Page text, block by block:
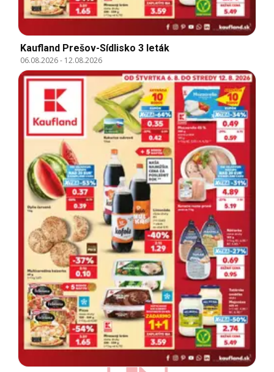
Kaufland Prešov-Sídlisko 3 leták
06.08.2026- 12.08.2026